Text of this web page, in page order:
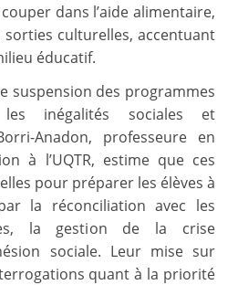
dans l’aide alimentaire,
sorties culturelles, accentuant
éducatif.
suspension des programmes
les inégalités sociales et
Anadon, professeure en
à l’UQTR, estime que ces
pour préparer les élèves à
la réconciliation avec les
la gestion de la crise
sociale. Leur mise sur
quant à la priorité